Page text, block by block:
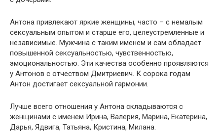
Антона привлекают яркие женщины, часто – с немалым
сексуальным опытом и старше его, целеустремленные и
независимые. Мужчина с таким именем и сам обладает
повышенной сексуальностью, чувственностью,
эмоциональностью. Эти качества особенно проявляются
у Антонов с отчеством Дмитриевич. К сорока годам
Антон достигает сексуальной гармонии.
Лучше всего отношения у Антона складываются с
женщинами с именем Ирина, Валерия, Марина, Екатерина,
Дарья, Ядвига, Татьяна, Кристина, Милана.